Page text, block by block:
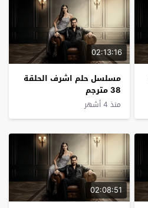
02:13:16
مسلسل حلم اشرف الحلقة
38 مترجم
منذ 4 أشهر
02:08:51